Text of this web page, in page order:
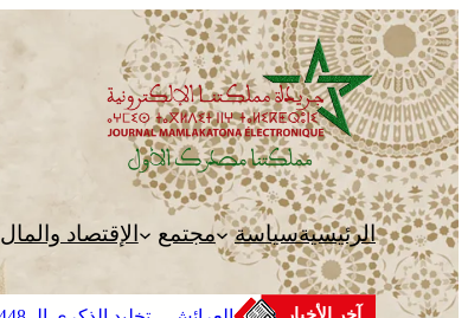
تخطى
إلى
المحتوى
الرئيسيةسياسة مجتمع الإقتصاد والمال